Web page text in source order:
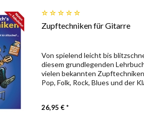
Zupftechniken für Gitarre
Von spielend leicht bis
diesem grundlegenden
vielen bekannten
Pop, Folk, Rock, Blues und der
26,95 € *